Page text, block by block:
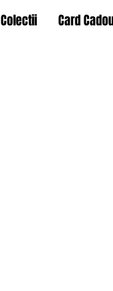
Colectii Card